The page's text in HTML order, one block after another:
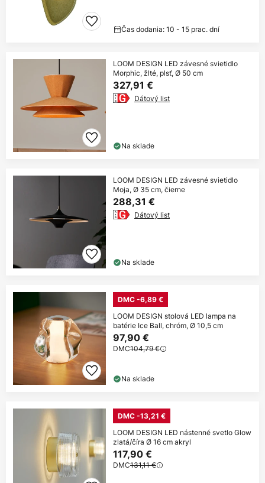
Čas dodania: 10 - 15 prac. dní
LOOM DESIGN LED závesné svietidlo
Morphic, žlté, plsť, Ø 50 cm
327,91 €
Dátový list
Na sklade
LOOM DESIGN LED závesné svietidlo
Moja, Ø 35 cm, čierne
288,31 €
Dátový list
Na sklade
DMC -6,89 €
LOOM DESIGN stolová LED lampa na
batérie Ice Ball, chróm, Ø 10,5 cm
97,90 €
DMC104,79 €
Na sklade
DMC -13,21 €
LOOM DESIGN LED nástenné svetlo Glow
zlatá/číra Ø 16 cm akryl
117,90 €
DMC131,11 €